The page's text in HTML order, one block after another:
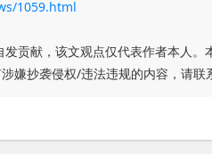
1059.html
贡献，该文观点仅代表作者本人。
嫌抄袭侵权/违法违规的内容，请联